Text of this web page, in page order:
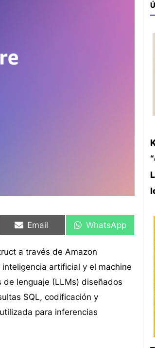
en
Email
en
WhatsApp
a través de Amazon
artificial y el machine
lenguaje (LLMs) diseñados
SQL, codificación y
para inferencias
en
en